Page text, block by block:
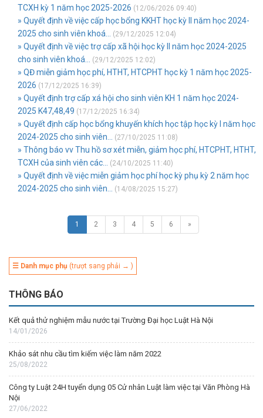
TCXH kỳ 1 năm học 2025-2026 (12/06/2026 09:40)
» Quyết định về việc cấp học bổng KKHT học kỳ II năm học 2024-
2025 cho sinh viên khoá...
(29/12/2025 12:04)
» Quyết định về việc trợ cấp xã hội học kỳ II năm học 2024-2025
cho sinh viên khoá...
(29/12/2025 12:02)
» QĐ miễn giảm học phí, HTHT, HTCPHT học kỳ 1 năm học 2025-
2026 (17/12/2025 16:39)
» Quyết định trợ cấp xá hội cho sinh viên KH 1 năm học 2024-
2025 K47,48,49 (17/12/2025 16:34)
» Quyết định cấp học bổng khuyến khích học tập học kỳ I năm học
2024-2025 cho sinh viên...
(27/10/2025 11:08)
» Thông báo vv Thu hồ sơ xét miễn, giảm học phí, HTCPHT, HTHT,
TCXH của sinh viên các...
(24/10/2025 11:40)
» Quyết định về việc miễn giảm học phí học kỳ phụ kỳ 2 năm học
2024-2025 cho sinh viên...
(14/08/2025 15:27)
1 2 3 4 5 6 »
☰ Danh mục phụ (trượt sang phải → )
THÔNG BÁO
Kết quả thử nghiệm mẫu nước tại Trường Đại học Luật Hà Nội
14/01/2026
Khảo sát nhu cầu tìm kiếm việc làm năm 2022
25/08/2022
Công ty Luật 24H tuyển dụng 05 Cử nhân Luật làm việc tại Văn Phòng Hà
Nội
27/06/2022